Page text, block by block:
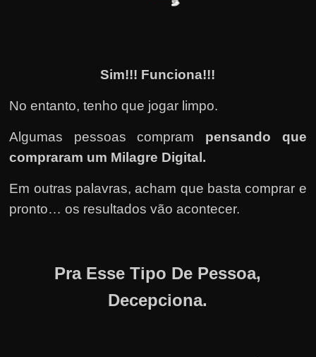
Sim!!! Funciona!!!
No entanto, tenho que jogar limpo.
Algumas pessoas compram pensando que
compraram um Milagre Digital.
Em outras palavras, acham que basta comprar e
pronto… os resultados vão acontecer.
Pra Esse Tipo De Pessoa,
Decepciona.